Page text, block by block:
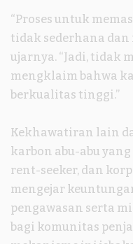
“Proses untuk
tidak sederhana dan
ujarnya. “Jadi, tidak
mengklaim bahwa
berkualitas tinggi.”
Kekhawatiran lain
karbon abu-abu
rent-seeker, dan
mengejar
pengawasan serta
bagi komunitas